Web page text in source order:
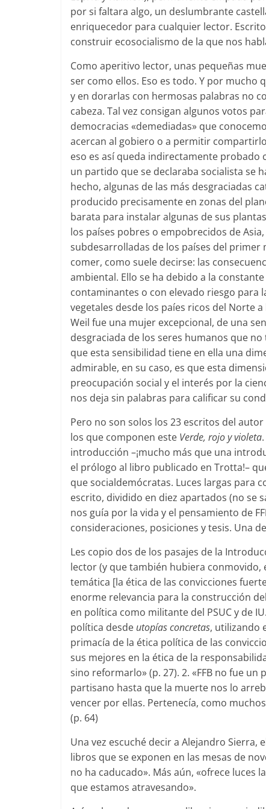
por si faltara algo, un deslumbrante
enriquecedor para cualquier lector.
construir ecosocialismo de la que nos
Como aperitivo lector, unas pequeñas
ser como ellos. Eso es todo. Y por mucho
y en dorarlas con hermosas palabras no
cabeza. Tal vez consigan algunos votos
democracias «demediadas» que
acercan al gobiero o a permitir
eso es así queda indirectamente
un partido que se declaraba socialista se
hecho, algunas de las más desgraciadas
producido precisamente en zonas del
barata para instalar algunas de sus
los países pobres o empobrecidos de
subdesarrolladas de los países del primer
comer, como suele decirse: las
ambiental. Ello se ha debido a la
contaminantes o con elevado riesgo para
vegetales desde los paíes ricos del Norte
Weil fue una mujer excepcional, de una
desgraciada de los seres humanos que
que esta sensibilidad tiene en ella una
admirable, en su caso, es que esta
preocupación social y el interés por la
nos deja sin palabras para calificar su
Pero no son solos los 23 escritos del autor
los que componen este Verde, rojo y violeta
introducción –¡mucho más que una
el prólogo al libro publicado en Trotta!–
que socialdemócratas. Luces largas para
escrito, dividido en diez apartados (no se
nos guía por la vida y el pensamiento de
consideraciones, posiciones y tesis. Una
Les copio dos de los pasajes de la
lector (y que también hubiera
temática [la ética de las convicciones
enorme relevancia para la construcción
en política como militante del PSUC y de
política desde utopías concretas, utilizando
primacía de la ética política de las
sus mejores en la ética de la
sino reformarlo» (p. 27). 2. «FFB no fue
partisano hasta que la muerte nos lo
vencer por ellas. Pertenecía, como
(p. 64)
Una vez escuché decir a Alejandro Sierra,
libros que se exponen en las mesas de
no ha caducado». Más aún, «ofrece luces
que estamos atravesando».